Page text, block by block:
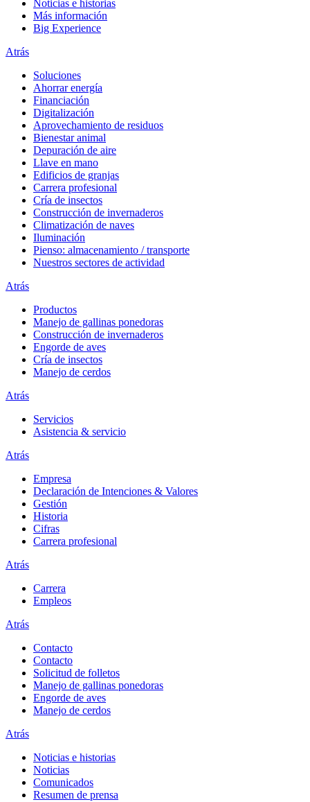
Noticias e historias
Más información
Big Experience
Atrás
Soluciones
Ahorrar energía
Financiación
Digitalización
Aprovechamiento de residuos
Bienestar animal
Depuración de aire
Llave en mano
Edificios de granjas
Carrera profesional
Cría de insectos
Construcción de invernaderos
Climatización de naves
Iluminación
Pienso: almacenamiento / transporte
Nuestros sectores de actividad
Atrás
Productos
Manejo de gallinas ponedoras
Construcción de invernaderos
Engorde de aves
Cría de insectos
Manejo de cerdos
Atrás
Servicios
Asistencia & servicio
Atrás
Empresa
Declaración de Intenciones & Valores
Gestión
Historia
Cifras
Carrera profesional
Atrás
Carrera
Empleos
Atrás
Contacto
Contacto
Solicitud de folletos
Manejo de gallinas ponedoras
Engorde de aves
Manejo de cerdos
Atrás
Noticias e historias
Noticias
Comunicados
Resumen de prensa